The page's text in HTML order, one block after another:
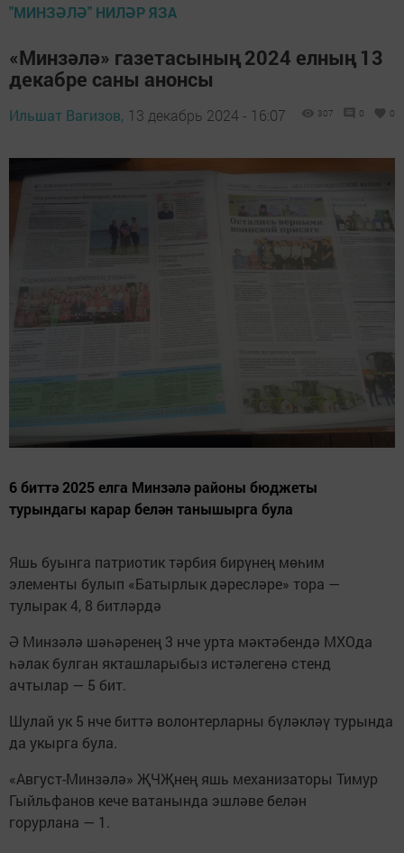
"МИНЗӘЛӘ" НИЛӘР ЯЗА
«Минзәлә» газетасының 2024 елның 13
декабре саны анонсы
Ильшат Вагизов, 13 декабрь 2024 - 16:07 307 0 0
6 биттә 2025 елга Минзәлә районы бюджеты
турындагы карар белән танышырга була
Яшь буынга патриотик тәрбия бирүнең мөһим
элементы булып «Батырлык дәресләре» тора —
тулырак 4, 8 битләрдә
Ә Минзәлә шәһәренең 3 нче урта мәктәбендә МХОда
һәлак булган якташларыбыз истәлегенә стенд
ачтылар — 5 бит.
Шулай ук 5 нче биттә волонтерларны бүләкләү турында
да укырга була.
«Август-Минзәлә» ҖЧҖнең яшь механизаторы Тимур
Гыйльфанов кече ватанында эшләве белән
горурлана — 1.